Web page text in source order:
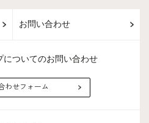
お問い合わせ
についてのお問い合わせ
わせフォーム